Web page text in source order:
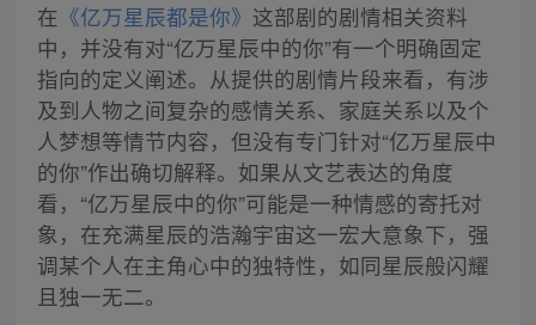
在 《亿万星辰都是你》 这部剧的剧情相关资料
中，并没有对“亿万星辰中的你”有一个明确固定
指向的定义阐述。从提供的剧情片段来看，有涉
及到人物之间复杂的感情关系、家庭关系以及个
人梦想等情节内容，但没有专门针对“亿万星辰中
的你”作出确切解释。如果从文艺表达的角度
看，“亿万星辰中的你”可能是一种情感的寄托对
象，在充满星辰的浩瀚宇宙这一宏大意象下，强
调某个人在主角心中的独特性，如同星辰般闪耀
且独一无二。